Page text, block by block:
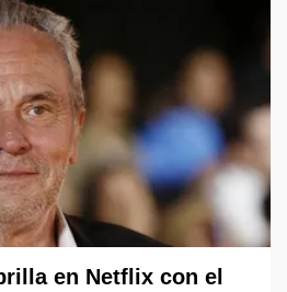
en Netflix con el